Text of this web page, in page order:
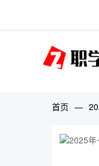
首页 —